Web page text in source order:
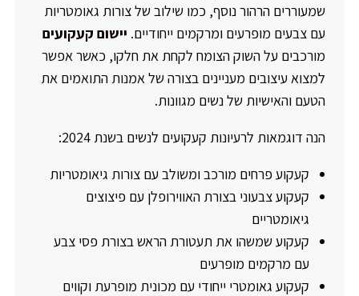
שמעוררים הרהור נוסף, כמו שילוב של צורות גאומטריות
עם צבעים מופרעים ומרקמים ייחודיים. יישום קעקועים
מורכבים על השוק הצומח לקחת את חלקו, כאשר אפשר
למצוא עיצובים מעניינים בצורה של אמנות התואמים את
הטעם והאישיות של נשים מגוונות.
הנה דוגמאות לרעיונות קעקועים לנשים בשנת 2024:
קעקוע פרחים מורכב ומשולב עם צורות גיאומטריות
קעקוע צבעוני בצורת האווירופלן עם פיצוצים
גיאומטריים
קעקוע שמשהו את תעטורת הראש בצורת פסי צבע
עם מרקמים מופרעים
קעקוע גאומטרי ייחודי עם מכונית מופרעת וקווים